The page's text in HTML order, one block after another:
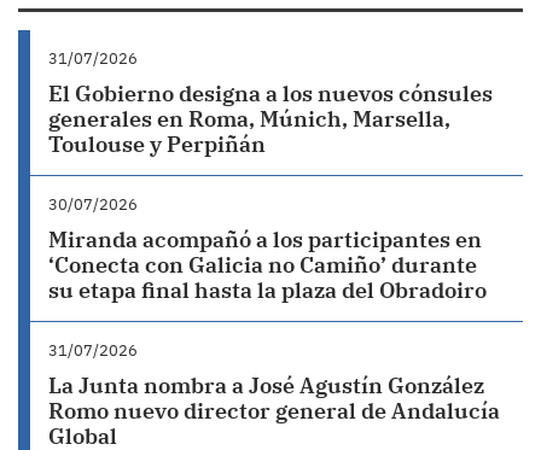
31/07/2026
El Gobierno designa a los nuevos cónsules
generales en Roma, Múnich, Marsella,
Toulouse y Perpiñán
30/07/2026
Miranda acompañó a los participantes en
‘Conecta con Galicia no Camiño’ durante
su etapa final hasta la plaza del Obradoiro
31/07/2026
La Junta nombra a José Agustín González
Romo nuevo director general de Andalucía
Global